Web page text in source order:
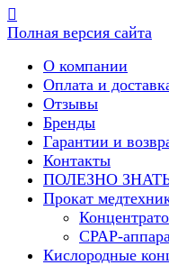
Полная версия сайта
О компании
Оплата и
Отзывы
Бренды
Гарантии и
Контакты
ПОЛЕЗНО
Прокат
CPAP-
Кислородные